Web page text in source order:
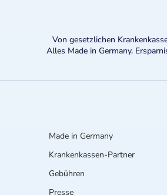
Von gesetzlichen
Alles Made in Germany.
Made in Germany
Krankenkassen-Partner
Gebühren
Presse